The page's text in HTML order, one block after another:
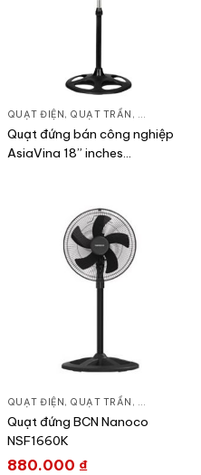
QUẠT ĐIỆN, QUẠT TRẦN , QUẠT
Quạt đứng bán công nghiệp
AsiaVina 18” inches
QUẠT ĐIỆN, QUẠT TRẦN , QUẠT
Quạt đứng BCN Nanoco
NSF1660K
880.000 ₫